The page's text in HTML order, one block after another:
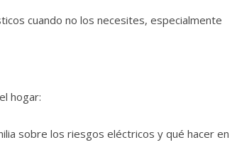
cuando no los necesites, especialmente
hogar:
sobre los riesgos eléctricos y qué hacer en